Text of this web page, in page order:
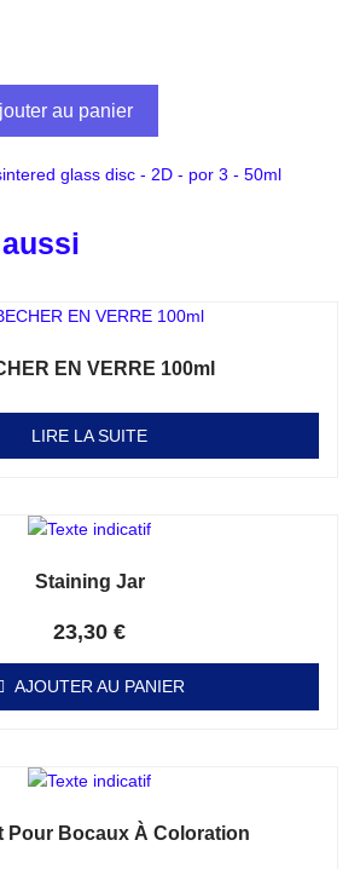
au panier
glass disc - 2D - por 3 - 50ml
EN VERRE 100ml
LIRE LA SUITE
Staining Jar
23,30 €
AJOUTER AU PANIER
Pour Bocaux À Coloration